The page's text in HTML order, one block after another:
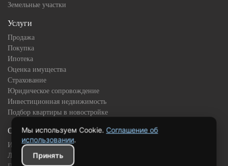
Земельные участки
Услуги
Продажа
Покупка
Ипотека
Оценка имущества
Страхование
Юридическое сопровождение
Инвестиционная недвижимость
Подбор квартиры в новостройке
О компании
История
Лицензии и сертификаты
Мы используем Cookie. Соглашение об
использовании.
Принять